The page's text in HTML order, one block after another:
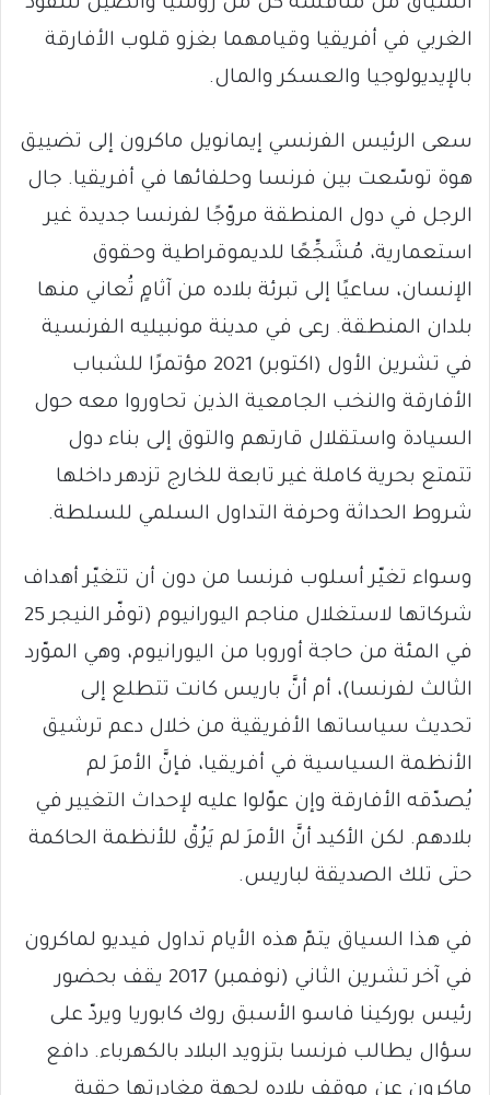
السياق من منافسة كلٍّ من روسيا والصين للنفوذ
الغربي في أفريقيا وقيامهما بغزو قلوب الأفارقة
بالإيديولوجيا والعسكر والمال.
سعى الرئيس الفرنسي إيمانويل ماكرون إلى تضييق
هوة توسّعت بين فرنسا وحلفائها في أفريقيا. جال
الرجل في دول المنطقة مروّجًا لفرنسا جديدة غير
استعمارية، مُشَجِّعًا للديموقراطية وحقوق
الإنسان، ساعيًا إلى تبرئة بلاده من آثامٍ تُعاني منها
بلدان المنطقة. رعى في مدينة مونبيليه الفرنسية
في تشرين الأول (اكتوبر) 2021 مؤتمرًا للشباب
الأفارقة والنخب الجامعية الذين تحاوروا معه حول
السيادة واستقلال قارتهم والتوق إلى بناء دول
تتمتع بحرية كاملة غير تابعة للخارج تزدهر داخلها
شروط الحداثة وحرفة التداول السلمي للسلطة.
وسواء تغيّر أسلوب فرنسا من دون أن تتغيّر أهداف
شركاتها لاستغلال مناجم اليورانيوم (توفّر النيجر 25
في المئة من حاجة أوروبا من اليورانيوم، وهي الموّرد
الثالث لفرنسا)، أم أنَّ باريس كانت تتطلع إلى
تحديث سياساتها الأفريقية من خلال دعم ترشيق
الأنظمة السياسية في أفريقيا، فإنَّ الأمرَ لم
يُصدّقه الأفارقة وإن عوّلوا عليه لإحداث التغيير في
بلادهم. لكن الأكيد أنَّ الأمرَ لم يَرُقْ للأنظمة الحاكمة
حتى تلك الصديقة لباريس.
في هذا السياق يتمّ هذه الأيام تداول فيديو لماكرون
في آخر تشرين الثاني (نوفمبر) 2017 يقف بحضور
رئيس بوركينا فاسو الأسبق روك كابوريا ويردّ على
سؤال يطالب فرنسا بتزويد البلاد بالكهرباء. دافع